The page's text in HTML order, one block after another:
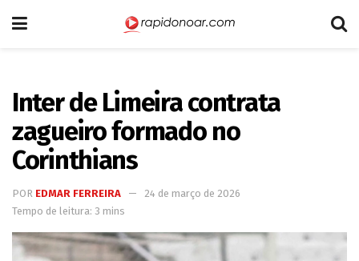
Inter de Limeira contrata
zagueiro formado no
Corinthians
POR EDMAR FERREIRA
24 de março de 2026
Tempo de leitura: 3 mins